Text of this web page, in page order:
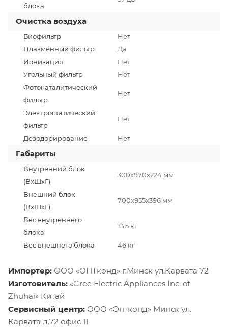
блока
Очистка воздуха
Биофильтр
Нет
Плазменный фильтр
Да
Ионизация
Нет
Угольный фильтр
Нет
Фотокаталитический
фильтр
Нет
Электростатический
фильтр
Нет
Дезодорирование Нет
Габариты
Внутренний блок
(ВхШхГ)
300х970х224 мм
Внешний блок
(ВхШхГ)
700х955х396 мм
Вес внутреннего
блока
13.5 кг
Вес внешнего блока 46 кг
Импортер: ООО «ОПТконд» г.Минск ул.Карвата 72
Изготовитель: «Gree Electric Appliances Inc. of
Zhuhai» Китай
Сервисный центр: ООО «Оптконд» Минск ул.
Карвата д.72 офис 11